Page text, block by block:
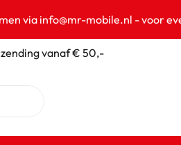
via info@mr-mobile.nl - voor
vanaf € 50,-